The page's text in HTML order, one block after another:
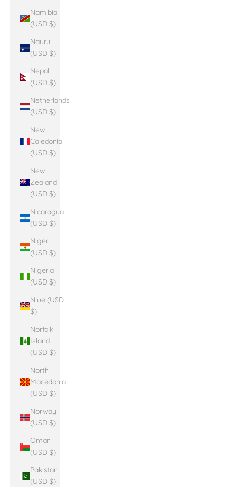
Namibia
(USD $)
Nauru
(USD $)
Nepal
(USD $)
Netherlands
(USD $)
New
Caledonia
(USD $)
New
Zealand
(USD $)
Nicaragua
(USD $)
Niger
(USD $)
Nigeria
(USD $)
Niue (USD
$)
Norfolk
Island
(USD $)
North
Macedonia
(USD $)
Norway
(USD $)
Oman
(USD $)
Pakistan
(USD $)